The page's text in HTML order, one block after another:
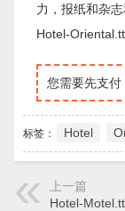
力，报纸和杂
Hotel-
您需要先支付
标签： Hotel
上一篇
Hotel-